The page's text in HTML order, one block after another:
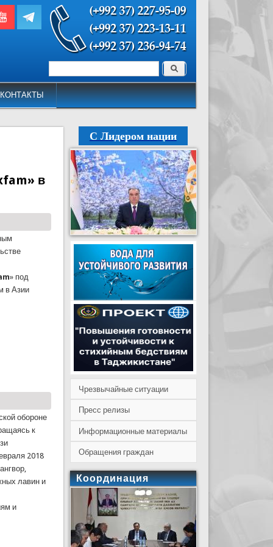
КОНТАКТЫ
Форма поиска Поиск
в
» под
в Азии
обороне
к
2018
лавин и
и
С Лидером нации
Чрезвычайные ситуации
Пресс релизы
Информационные материалы
Обращения граждан
Координация